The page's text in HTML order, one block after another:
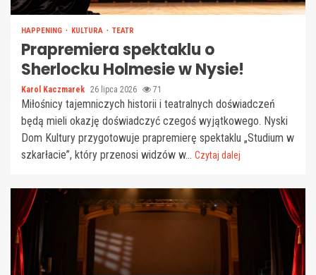
HAPPENING KULTURA TEATR
Prapremiera spektaklu o
Sherlocku Holmesie w Nysie!
Karol Kaczmarek 26 lipca 2026 71
Miłośnicy tajemniczych historii i teatralnych doświadczeń
będą mieli okazję doświadczyć czegoś wyjątkowego. Nyski
Dom Kultury przygotowuje prapremierę spektaklu „Studium w
szkarłacie”, który przenosi widzów w... Czytaj dalej